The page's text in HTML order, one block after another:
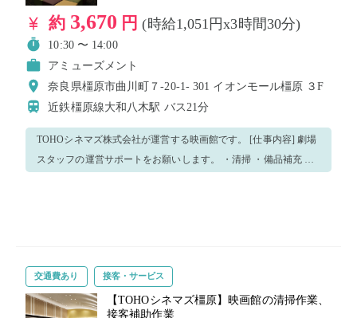
約 3,670 円(時給1,051円x3時間30分)
10:30 〜 14:00
アミューズメント
奈良県橿原市曲川町７-20-1- 301 イオンモール橿原 ３F
近鉄橿原線大和八木駅 バス21分
TOHOシネマズ株式会社が運営する映画館です。 [仕事内容] 劇場
スタッフの運営サポートをお願いします。 ・清掃 ・備品補充 ・
交通費あり 接客・サービス
【TOHOシネマズ橿原】映画館の清掃作業、
接客補助作業